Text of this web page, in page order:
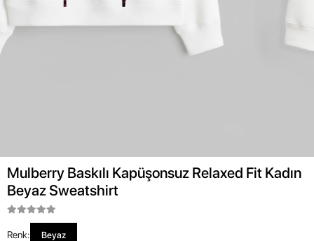
Mulberry Baskılı Kapüşonsuz Relaxed Fit Kadın
Beyaz Sweatshirt
Renk: Beyaz